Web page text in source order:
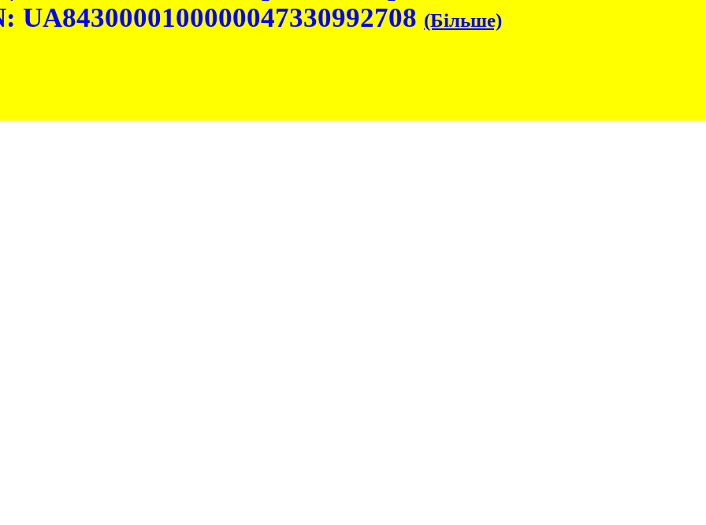
UA8430000100000047330992708 (Більше)